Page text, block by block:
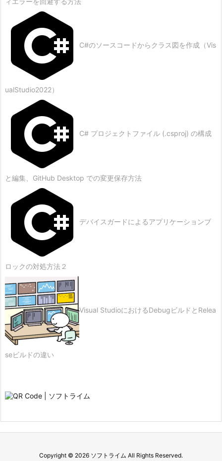
C#のソースコードからクラス図を作成（Vis
ualStudio2022）
C# プロジェクトファイル (.csproj) の構成
と編集、GitHub Desktop での変更保存方法
デバイスガードによるアプリケーションブ
ロックの対処方法２
Visual StudioにおけるDebugビルドとRelea
seビルドの違い
Copyright © 2026 ソフトライム All Rights Reserved.